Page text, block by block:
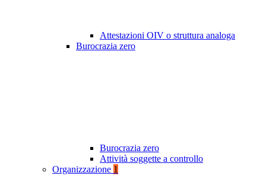
Attestazioni OIV o struttura analoga
Burocrazia zero
Burocrazia zero
Attività soggette a controllo
Organizzazione 1